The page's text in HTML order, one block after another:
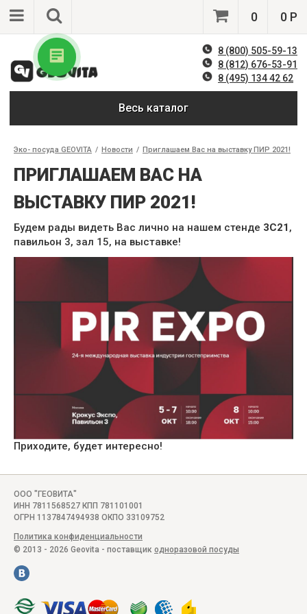
0 0 Р
8 (800) 505-59-13
8 (812) 676-53-91
8 (495) 134 42 62
Весь каталог
Эко- посуда GEOVITA / Новости / Приглашаем Вас на выставку ПИР 2021!
ПРИГЛАШАЕМ ВАС НА
ВЫСТАВКУ ПИР 2021!
Будем рады видеть Вас лично на нашем стенде 3C21 ,
павильон 3, зал 15, на выставке!
Приходите, будет интересно!
ООО "ГЕОВИТА"
ИНН 7811568527 КПП 781101001
ОГРН 1137847494938 ОКПО 33109752
Политика конфиденциальности
© 2013 - 2026 Geovita - поставщик одноразовой посуды